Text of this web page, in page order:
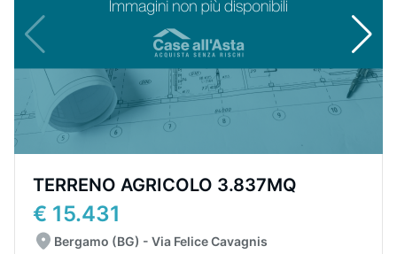
TERRENO AGRICOLO 3.837MQ
€ 15.431
Bergamo (BG) - Via Felice Cavagnis